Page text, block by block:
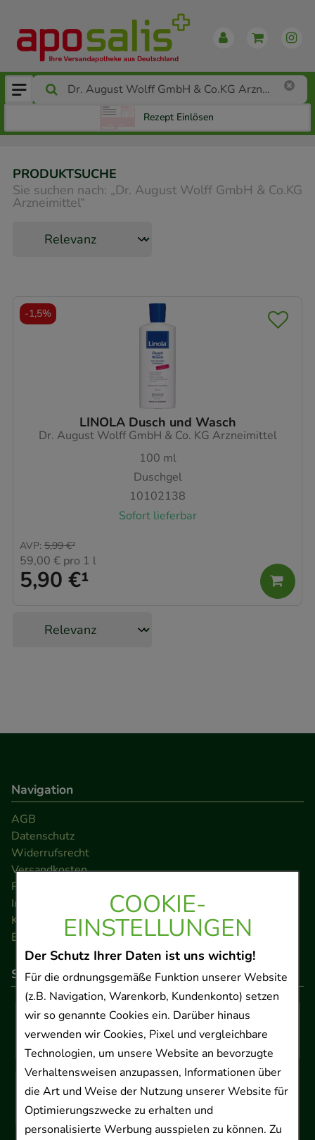
COOKIE-
EINSTELLUNGEN
Der Schutz Ihrer Daten ist uns wichtig!
Für die ordnungsgemäße Funktion unserer Website
(z.B. Navigation, Warenkorb, Kundenkonto) setzen
wir so genannte Cookies ein. Darüber hinaus
verwenden wir Cookies, Pixel und vergleichbare
Technologien, um unsere Website an bevorzugte
Verhaltensweisen anzupassen, Informationen über
die Art und Weise der Nutzung unserer Website für
Optimierungszwecke zu erhalten und
personalisierte Werbung ausspielen zu können. Zu
Rezept Einlösen
PRODUKTSUCHE
Sie suchen nach: „Dr. August Wolff GmbH & Co.KG
Arzneimittel“
LINOLA Dusch und Wasch
Dr. August Wolff GmbH & Co. KG Arzneimittel
100 ml
Duschgel
10102138
Sofort lieferbar
5,90 €¹
AVP: 5,99 €²
59,00 € pro 1 l
-1,5%
Navigation
AGB
Datenschutz
Widerrufsrecht
Versandkosten
FAQ
Impressum
Kontakt
Barrierefreiheitserklärung
So können Sie bezahlen